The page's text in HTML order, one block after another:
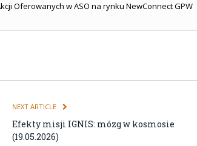
Oferowanych w ASO na rynku NewConnect GPW
NEXT ARTICLE
Efekty misji IGNIS: mózg w kosmosie
(19.05.2026)